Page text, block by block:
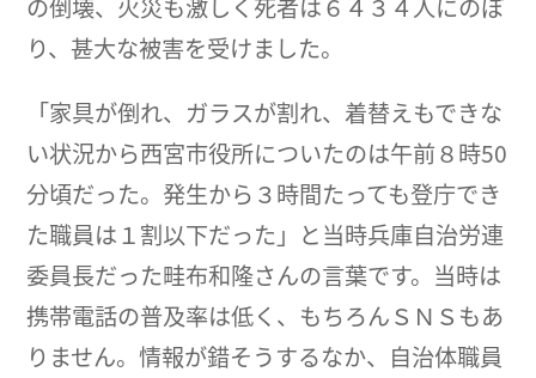
の倒壊、火災も激しく死者は６４３４人にのぼ
り、甚大な被害を受けました。
「家具が倒れ、ガラスが割れ、着替えもできな
い状況から西宮市役所についたのは午前８時50
分頃だった。発生から３時間たっても登庁でき
た職員は１割以下だった」と当時兵庫自治労連
委員長だった畦布和隆さんの言葉です。当時は
携帯電話の普及率は低く、もちろんＳＮＳもあ
りません。情報が錯そうするなか、自治体職員